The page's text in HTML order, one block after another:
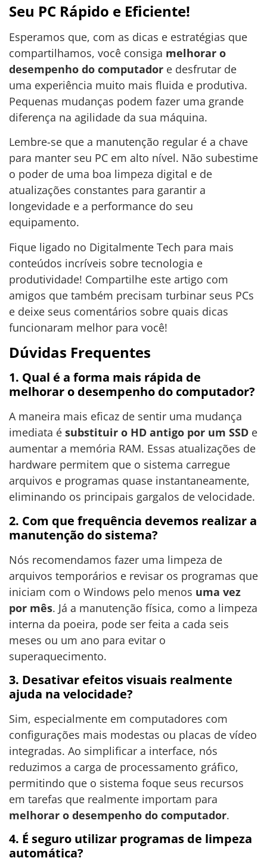
Seu PC Rápido e Eficiente!
Esperamos que, com as dicas e estratégias que
compartilhamos, você consiga melhorar o
desempenho do computador e desfrutar de
uma experiência muito mais fluida e produtiva.
Pequenas mudanças podem fazer uma grande
diferença na agilidade da sua máquina.
Lembre-se que a manutenção regular é a chave
para manter seu PC em alto nível. Não subestime
o poder de uma boa limpeza digital e de
atualizações constantes para garantir a
longevidade e a performance do seu
equipamento.
Fique ligado no Digitalmente Tech para mais
conteúdos incríveis sobre tecnologia e
produtividade! Compartilhe este artigo com
amigos que também precisam turbinar seus PCs
e deixe seus comentários sobre quais dicas
funcionaram melhor para você!
Dúvidas Frequentes
1. Qual é a forma mais rápida de
melhorar o desempenho do computador?
A maneira mais eficaz de sentir uma mudança
imediata é substituir o HD antigo por um SSD e
aumentar a memória RAM. Essas atualizações de
hardware permitem que o sistema carregue
arquivos e programas quase instantaneamente,
eliminando os principais gargalos de velocidade.
2. Com que frequência devemos realizar a
manutenção do sistema?
Nós recomendamos fazer uma limpeza de
arquivos temporários e revisar os programas que
iniciam com o Windows pelo menos uma vez
por mês. Já a manutenção física, como a limpeza
interna da poeira, pode ser feita a cada seis
meses ou um ano para evitar o
superaquecimento.
3. Desativar efeitos visuais realmente
ajuda na velocidade?
Sim, especialmente em computadores com
configurações mais modestas ou placas de vídeo
integradas. Ao simplificar a interface, nós
reduzimos a carga de processamento gráfico,
permitindo que o sistema foque seus recursos
em tarefas que realmente importam para
melhorar o desempenho do computador.
4. É seguro utilizar programas de limpeza
automática?